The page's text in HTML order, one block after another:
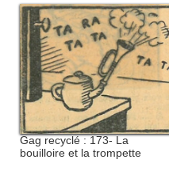
Gag recyclé : 173- La
bouilloire et la trompette